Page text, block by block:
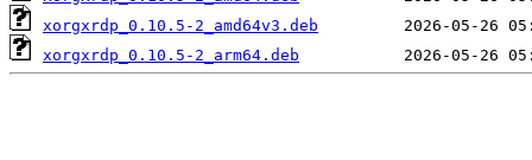
xorgxrdp_0.10.5-2_amd64v3.deb
xorgxrdp_0.10.5-2_arm64.deb